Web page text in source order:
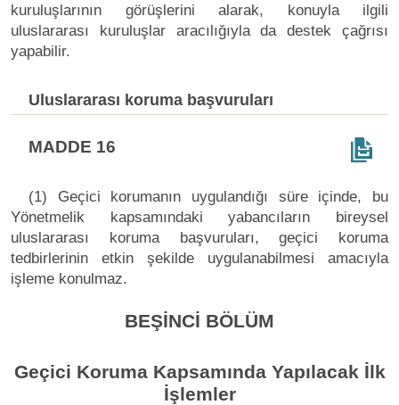
kuruluşlarının görüşlerini alarak, konuyla ilgili
uluslararası kuruluşlar aracılığıyla da destek çağrısı
yapabilir.
Uluslararası koruma başvuruları
MADDE 16
(1) Geçici korumanın uygulandığı süre içinde, bu
Yönetmelik kapsamındaki yabancıların bireysel
uluslararası koruma başvuruları, geçici koruma
tedbirlerinin etkin şekilde uygulanabilmesi amacıyla
işleme konulmaz.
BEŞİNCİ BÖLÜM
Geçici Koruma Kapsamında Yapılacak İlk
İşlemler